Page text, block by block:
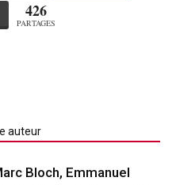
426
PARTAGES
auteur
Bloch, Emmanuel